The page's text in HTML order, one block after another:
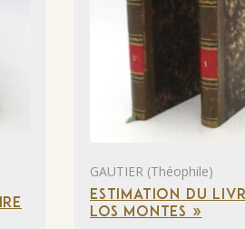
GAUTIER (Théophile)
ESTIMATION DU
LOS MONTES »